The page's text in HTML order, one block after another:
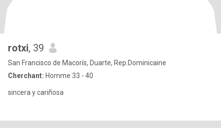
rotxi, 39
San Francisco de Macorís, Duarte, Rep.Dominicaine
Cherchant: Homme 33 - 40
sincera y cariñosa